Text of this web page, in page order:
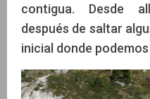
contigua. Desde
después de saltar
inicial donde